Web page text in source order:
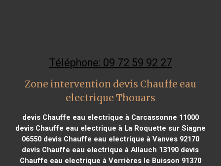
Téléphone: 09 72 59 92 27
Zone intervention devis Chauffe eau
electrique Thouars
devis Chauffe eau electrique à Carcassonne 11000
devis Chauffe eau electrique à La Roquette sur Siagne
06550devis Chauffe eau electrique à Vanves 92170
devis Chauffe eau electrique à Allauch 13190 devis
Chauffe eau electrique à Verrières le Buisson 91370